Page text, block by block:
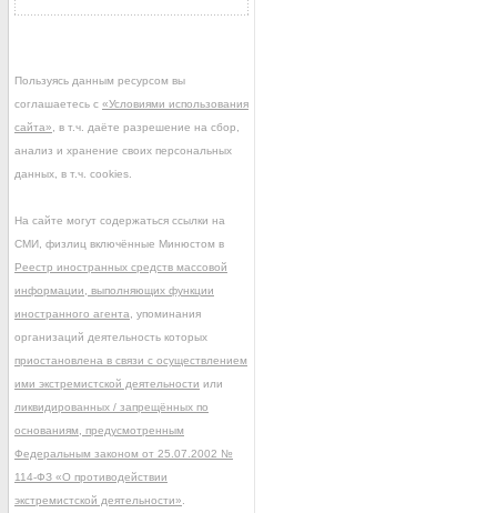
Пользуясь данным ресурсом вы
соглашаетесь с «Условиями использования
сайта» , в т.ч. даёте разрешение на сбор,
анализ и хранение своих персональных
данных, в т.ч. cookies.
На сайте могут содержаться ссылки на
СМИ, физлиц включённые Минюстом в
Реестр иностранных средств массовой
информации, выполняющих функции
иностранного агента , упоминания
организаций деятельность которых
приостановлена в связи с осуществлением
ими экстремистской деятельности или
ликвидированных / запрещённых по
основаниям, предусмотренным
Федеральным законом от 25.07.2002 №
114-ФЗ «О противодействии
экстремистской деятельности»